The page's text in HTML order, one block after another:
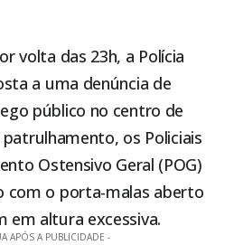
volta das 23h, a Polícia
a uma denúncia de
público no centro de
os Policiais
Ostensivo Geral (POG)
com o porta-malas aberto
em altura excessiva.
APÓS A PUBLICIDADE -